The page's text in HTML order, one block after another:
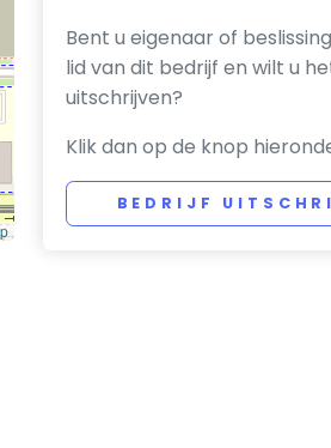
Bent u eigenaar of
lid van dit bedrijf en wilt u
uitschrijven?
Klik dan op de knop
BEDRIJF